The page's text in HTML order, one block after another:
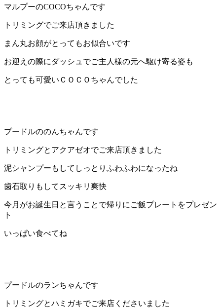
ホ
テ
ル
マルプーのCOCOちゃんです
トリミングでご来店頂きました
まん丸お顔がとってもお似合いです
お迎えの際にダッシュでご主人様の元へ駆け寄る姿も
とっても可愛いＣＯＣＯちゃんでした
プードルののんちゃんです
トリミングとアクアゼオでご来店頂きました
泥シャンプーもしてしっとりふわふわになったね
歯石取りもしてスッキリ爽快
今月がお誕生日と言うことで帰りにご飯プレートをプレゼン
ト
いっぱい食べてね
プードルのランちゃんです
トリミングとハミガキでご来店くださいました